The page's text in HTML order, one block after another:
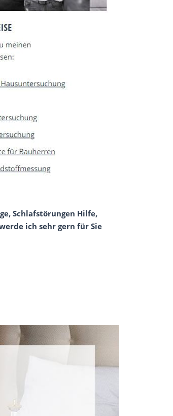
Schlafstörungen Hilfe,
ich sehr gern für Sie